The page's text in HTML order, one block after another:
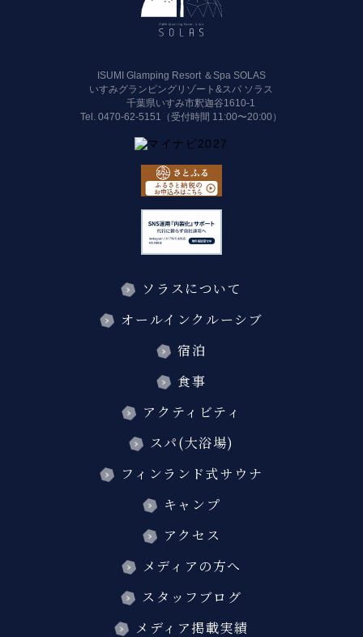
ISUMI Glamping Resort ＆Spa SOLAS
いすみグランピングリゾート&スパ ソラス
千葉県いすみ市釈迦谷1610-1
Tel.0470-62-5151（受付時間 11:00〜20:00）
ソラスについて
オールインクルーシブ
宿泊
食事
アクティビティ
スパ(大浴場)
フィンランド式サウナ
キャンプ
アクセス
メディアの方へ
スタッフブログ
メディア掲載実績